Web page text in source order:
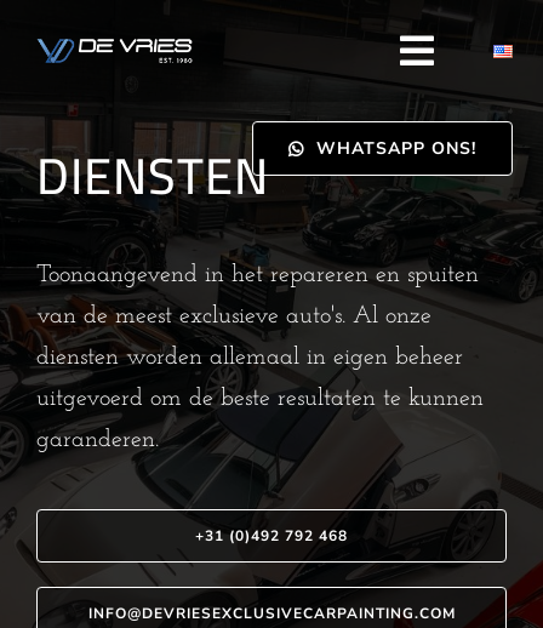
naar
WHATSAPP ONS!
DIENSTEN
Toonaangevend in het repareren en spuiten
van de meest exclusieve auto's. Al onze
diensten worden allemaal in eigen beheer
uitgevoerd om de beste resultaten te kunnen
garanderen.
+31 (0)492 792 468
INFO@DEVRIESEXCLUSIVECARPAINTING.COM